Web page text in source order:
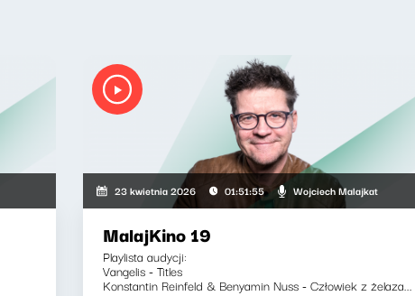
23 kwietnia 2026 01:51:55 Wojciech Malajkat
MalajKino 19
Playlista audycji:
Vangelis - Titles
Konstantin Reinfeld & Benyamin Nuss - Człowiek z żelaza...